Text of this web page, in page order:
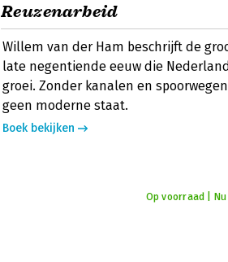
Reuzenarbeid
Willem van der Ham beschrijft de
late negentiende eeuw die
groei. Zonder kanalen en
geen moderne staat.
Boek bekijken
Op voorraad |